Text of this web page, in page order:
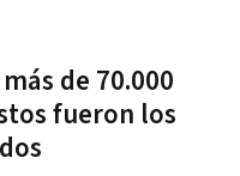
de 70.000
fueron los